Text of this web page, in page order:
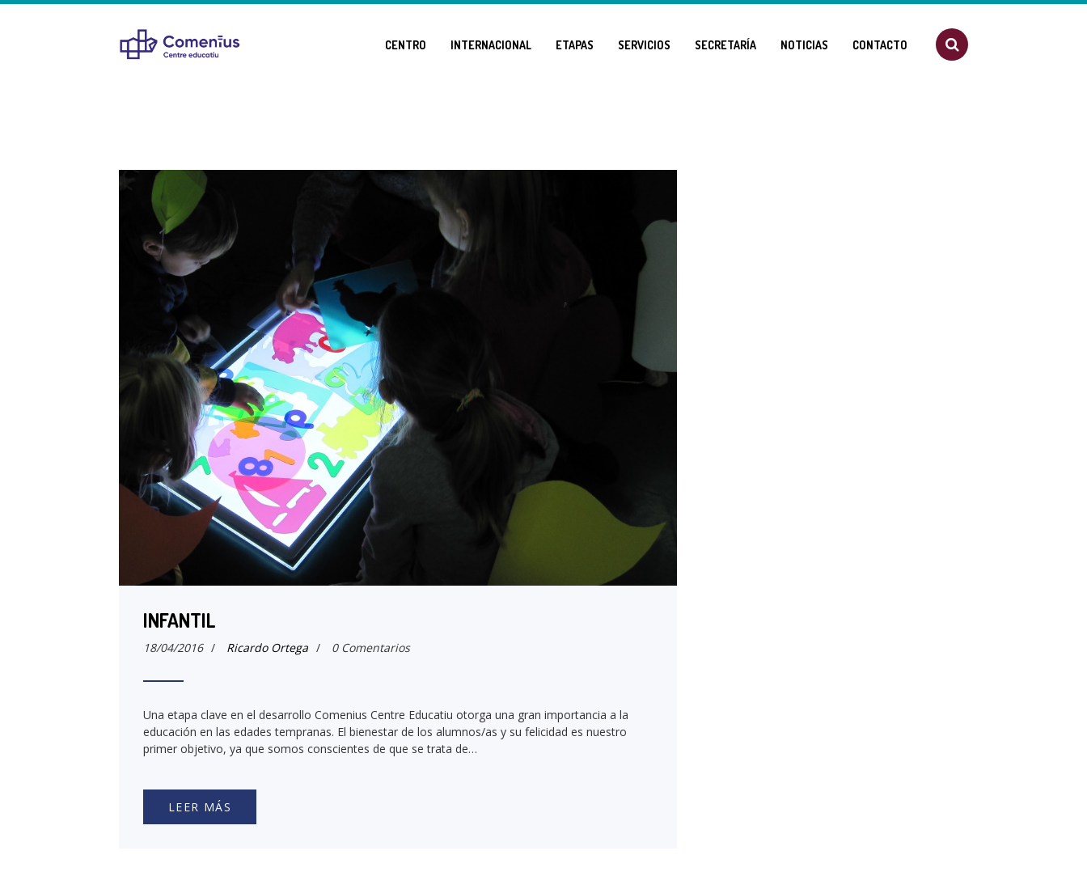
CENTRO INTERNACIONAL ETAPAS SERVICIOS SECRETARÍA NOTICIAS CONTACTO
INFANTIL
18/04/2016 / Ricardo Ortega / 0 Comentarios
Una etapa clave en el desarrollo Comenius Centre Educatiu otorga una gran importancia a la
educación en las edades tempranas. El bienestar de los alumnos/as y su felicidad es nuestro
primer objetivo, ya que somos conscientes de que se trata de…
LEER MÁS